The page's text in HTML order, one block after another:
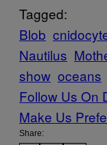
Tagged:
Blob
Nautilus
show oceans
Follow Us On
Make Us
Share: